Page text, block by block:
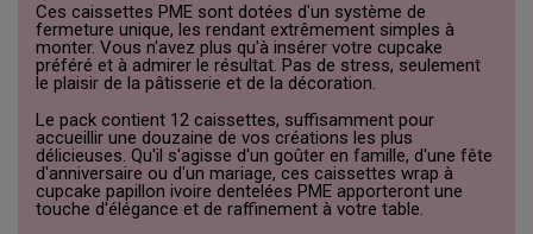
Ces caissettes PME sont dotées d'un système de
fermeture unique, les rendant extrêmement simples à
monter. Vous n'avez plus qu'à insérer votre cupcake
préféré et à admirer le résultat. Pas de stress, seulement
le plaisir de la pâtisserie et de la décoration.
Le pack contient 12 caissettes, suffisamment pour
accueillir une douzaine de vos créations les plus
délicieuses. Qu'il s'agisse d'un goûter en famille, d'une fête
d'anniversaire ou d'un mariage, ces caissettes wrap à
cupcake papillon ivoire dentelées PME apporteront une
touche d'élégance et de raffinement à votre table.